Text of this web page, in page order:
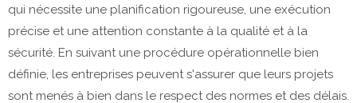
qui nécessite une planification rigoureuse, une exécution
précise et une attention constante à la qualité et à la
sécurité. En suivant une procédure opérationnelle bien
définie, les entreprises peuvent s'assurer que leurs projets
sont menés à bien dans le respect des normes et des délais.